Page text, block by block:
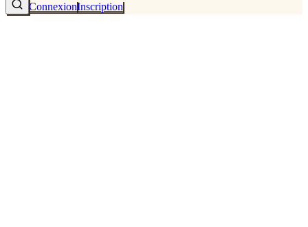
ConnexionInscription